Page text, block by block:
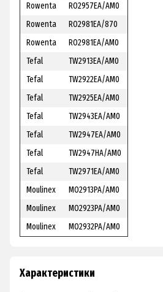
Rowenta
RO2957EA/AM0
Rowenta
RO2981EA/870
Rowenta
RO2981EA/AM0
Tefal
TW2913EA/AM0
Tefal
TW2922EA/AM0
Tefal
TW2925EA/AM0
Tefal
TW2943EA/AM0
Tefal
TW2947EA/AM0
Tefal
TW2947HA/AM0
Tefal
TW2971EA/AM0
Moulinex
MO2913PA/AM0
Moulinex
MO2923PA/AM0
Moulinex
MO2932PA/AM0
Характеристики